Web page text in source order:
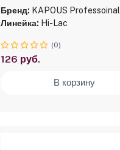
Бренд: KAPOUS Professoinal
Линейка: Hi-Lac
(0)
126 руб.
В корзину